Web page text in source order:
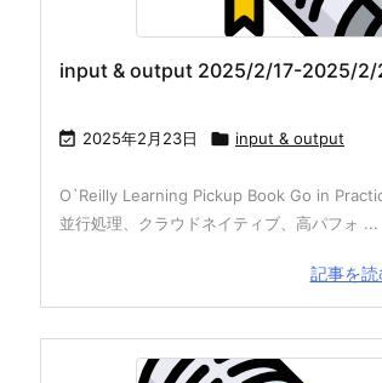
input & output 2025/2/17-2025/2/
 2025年2月23日  input & output
O`Reilly Learning Pickup Book Go in
並行処理、クラウドネイティブ、高パフォ ...
記事を読